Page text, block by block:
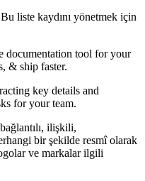
liste kaydını yönetmek için
documentation tool for your
& ship faster.
key details and
for your team.
ilişkili,
bir şekilde resmî olarak
ve markalar ilgili